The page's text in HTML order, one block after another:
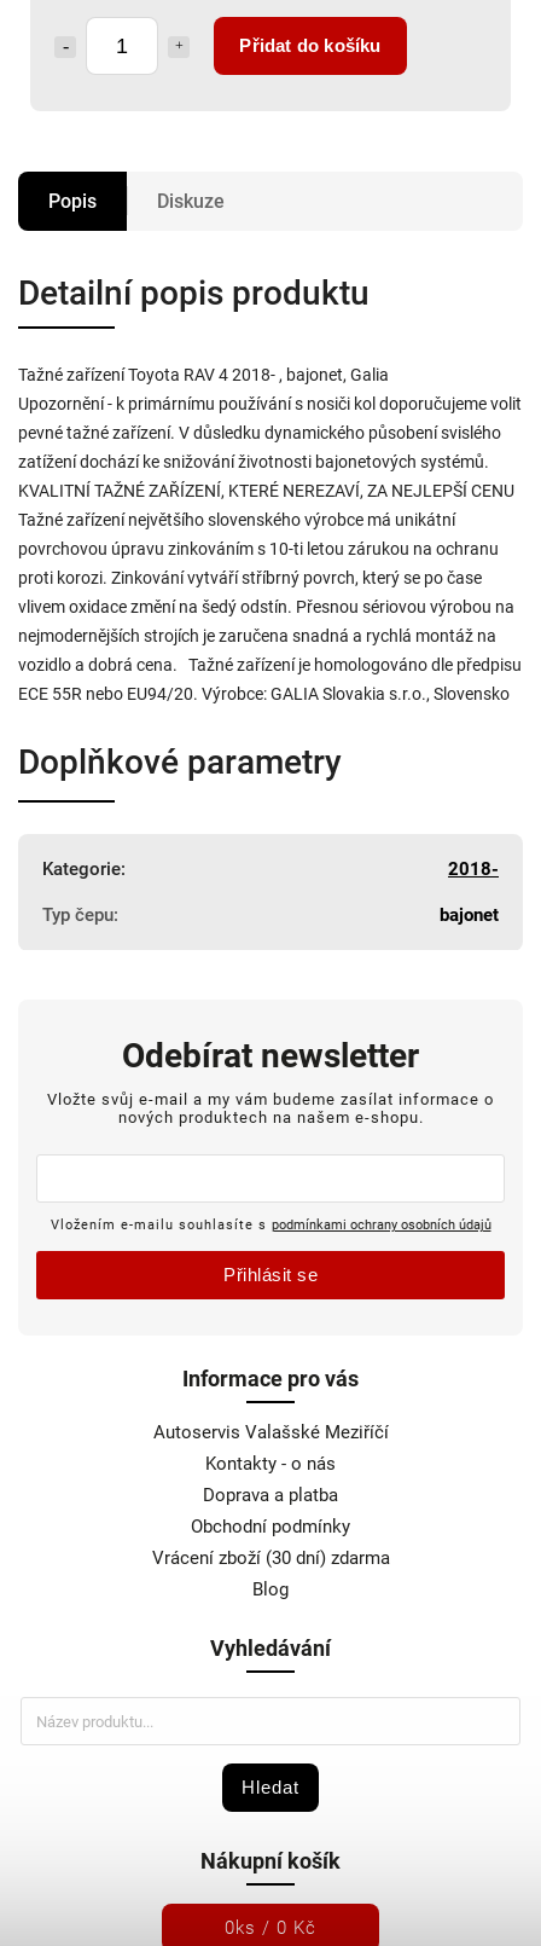
Přidat do košíku
Popis Diskuze
Detailní popis produktu
Tažné zařízení Toyota RAV 4 2018- , bajonet, Galia
Upozornění - k primárnímu používání s nosiči kol doporučujeme volit
pevné tažné zařízení. V důsledku dynamického působení svislého
zatížení dochází ke snižování životnosti bajonetových systémů.
KVALITNÍ TAŽNÉ ZAŘÍZENÍ, KTERÉ NEREZAVÍ, ZA NEJLEPŠÍ CENU
Tažné zařízení největšího slovenského výrobce má unikátní
povrchovou úpravu zinkováním s 10-ti letou zárukou na ochranu
proti korozi. Zinkování vytváří stříbrný povrch, který se po čase
vlivem oxidace změní na šedý odstín. Přesnou sériovou výrobou na
nejmodernějších strojích je zaručena snadná a rychlá montáž na
vozidlo a dobrá cena. Tažné zařízení je homologováno dle předpisu
ECE 55R nebo EU94/20. Výrobce: GALIA Slovakia s.r.o., Slovensko
Doplňkové parametry
Kategorie: 2018-
Typ čepu: bajonet
Informace pro vás
Autoservis Valašské Meziříčí
Kontakty - o nás
Doprava a platba
Obchodní podmínky
Vrácení zboží (30 dní) zdarma
Blog
Vyhledávání
Hledat
Nákupní košík
0ks / 0 Kč
Odebírat newsletter
Vložte svůj e-mail a my vám budeme zasílat informace o
nových produktech na našem e-shopu.
Vložením e-mailu souhlasíte s podmínkami ochrany osobních údajů
Přihlásit se